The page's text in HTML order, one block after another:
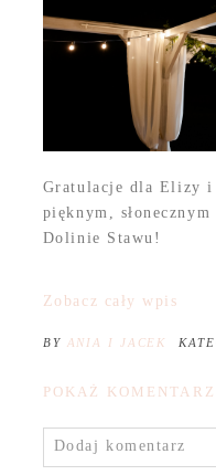
Gratulacje dla Elizy i
pięknym,
Dolinie Stawu!
Zobacz cały wpis
BY ANIA I JACEK
POKAŻ
Dodaj komentarz